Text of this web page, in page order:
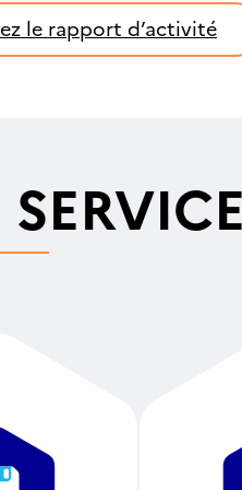
le rapport d’activité